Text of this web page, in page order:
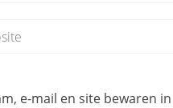
e-mail en site bewaren